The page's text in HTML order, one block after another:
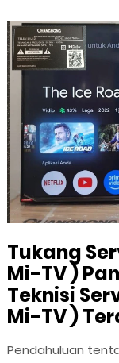
Tukang
Mi-TV )
Teknisi
Mi-TV )
Pendahuluan